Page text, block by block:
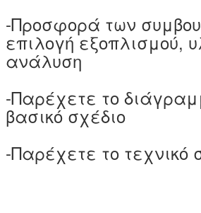
-Προσφορά των
επιλογή εξοπλισμού,
ανάλυση
-Παρέχετε το
βασικό σχέδιο
-Παρέχετε το τεχνικό